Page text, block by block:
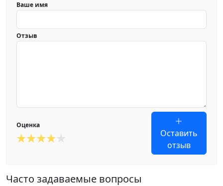
Ваше имя
Отзыв
Оценка
Оставить
отзыв
Часто задаваемые вопросы